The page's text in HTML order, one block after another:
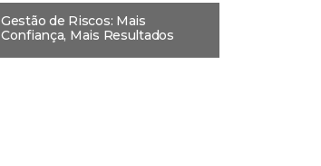
Gestão de Riscos: Mais
Confiança, Mais Resultados